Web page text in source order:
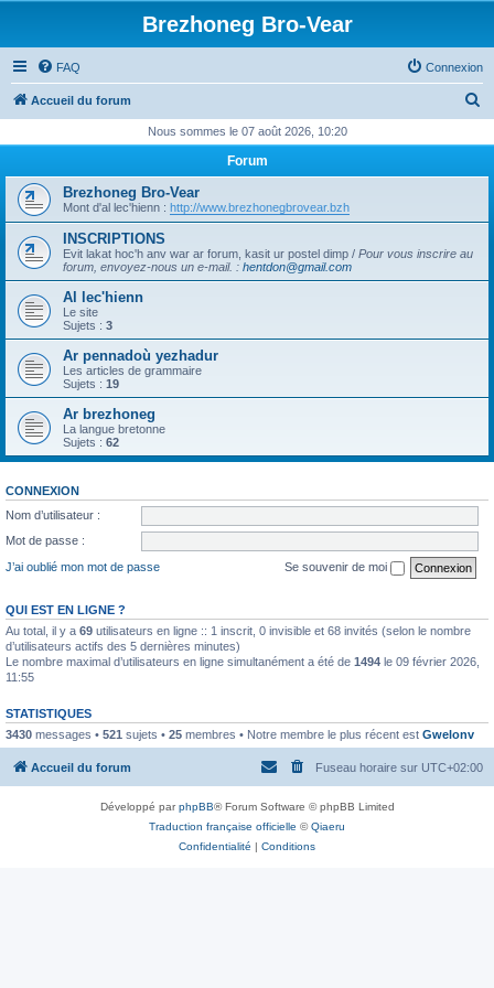
Brezhoneg Bro-Vear
FAQ Connexion
Accueil du forum
h
h
r
Nous sommes le 07 août 2026, 10:20
Forum
Brezhoneg Bro-Vear
Mont d'al lec'hienn : http://www.brezhonegbrovear.bzh
INSCRIPTIONS
Evit lakat hoc'h anv war ar forum, kasit ur postel dimp / Pour vous inscrire au
forum, envoyez-nous un e-mail. : hentdon@gmail.com
Al lec'hienn
Le site
Sujets : 3
Ar pennadoù yezhadur
Les articles de grammaire
Sujets : 19
Ar brezhoneg
La langue bretonne
Sujets : 62
CONNEXION
Nom d’utilisateur :
Mot de passe :
J’ai oublié mon mot de passe
Se souvenir de moi
QUI EST EN LIGNE ?
Au total, il y a 69 utilisateurs en ligne :: 1 inscrit, 0 invisible et 68 invités (selon le nombre
d’utilisateurs actifs des 5 dernières minutes)
Le nombre maximal d’utilisateurs en ligne simultanément a été de 1494 le 09 février 2026,
11:55
STATISTIQUES
3430 messages • 521 sujets • 25 membres • Notre membre le plus récent est Gwelonv
Accueil du forum Fuseau horaire sur UTC+02:00
Développé parphpBB® Forum Software © phpBB Limited
Traduction française officielle ©Qiaeru
Confidentialité | Conditions